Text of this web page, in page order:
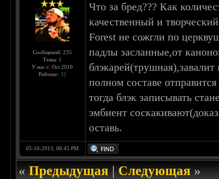
Сообщений: 235
Темы: 1
У нас с: Oct 2010
Рейтинг: 32
Что за бред??? Как
качественный и
Forest не сожгли по
падлы засланные,от
полном составе
тогда блэк записывать
эмбиент
оставь.
05-10-2013, 08:45 PM
«Предыдущая|Следующая»